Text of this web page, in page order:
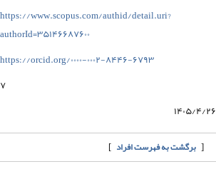
https://www.scopus.com/authid/detail.uri?
authorId=۳۵۱۴۶۶۸۷۶۰۰
https://orcid.org/۰۰۰۰-۰۰۰۲-۸۴۴۶-۶۷۹۳
۱۴۰۵/۴/۲۶
برگشت به فهرست افراد ]